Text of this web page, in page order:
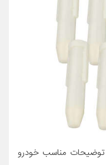
مناسب خودرو